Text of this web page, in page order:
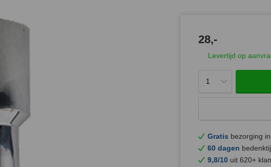
28,-
Levertijd op
Gratis bezorging
60 dagen
9,8/10 uit 620+